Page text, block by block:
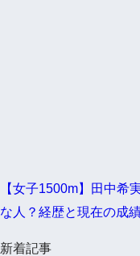
【女子1500m】田中希
な人？経歴と現在の成
新着記事